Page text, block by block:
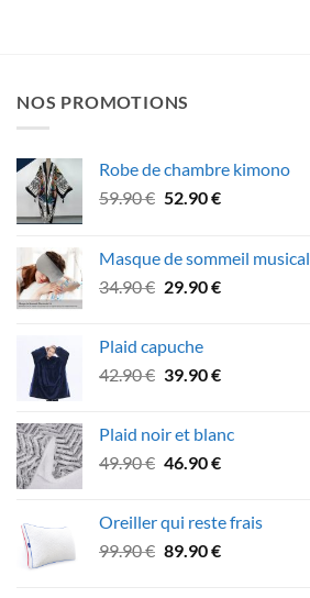
NOS PROMOTIONS
Robe de chambre kimono
59.90€ Le
était :
59.90 €.
52.90€Le
est :
52.90 €.
Masque de sommeil musical
34.90€ Le
était :
34.90 €.
29.90€Le
29.90 €.
Plaid capuche
42.90€ Le
était :
42.90 €.
39.90€Le
est :
39.90 €.
Plaid noir et blanc
49.90€ Le
était :
49.90 €.
46.90€Le
est :
46.90 €.
Oreiller qui reste frais
99.90€ Le
89.90€Le